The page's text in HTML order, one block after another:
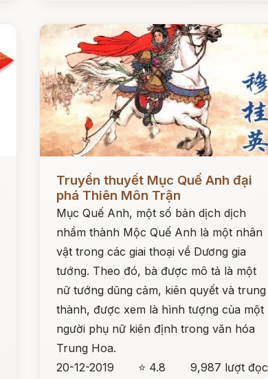
Đọc ngay
Truyền thuyết Mục Quế Anh đại
phá Thiên Môn Trận
Mục Quế Anh, một số bản dịch dịch
nhầm thành Mộc Quế Anh là một nhân
vật trong các giai thoại về Dương gia
tướng. Theo đó, bà được mô tả là một
nữ tướng dũng cảm, kiên quyết và trung
thành, được xem là hình tượng của một
người phụ nữ kiên định trong văn hóa
Trung Hoa.
20-12-2019
⭐ 4.8
9,987 lượt đọc